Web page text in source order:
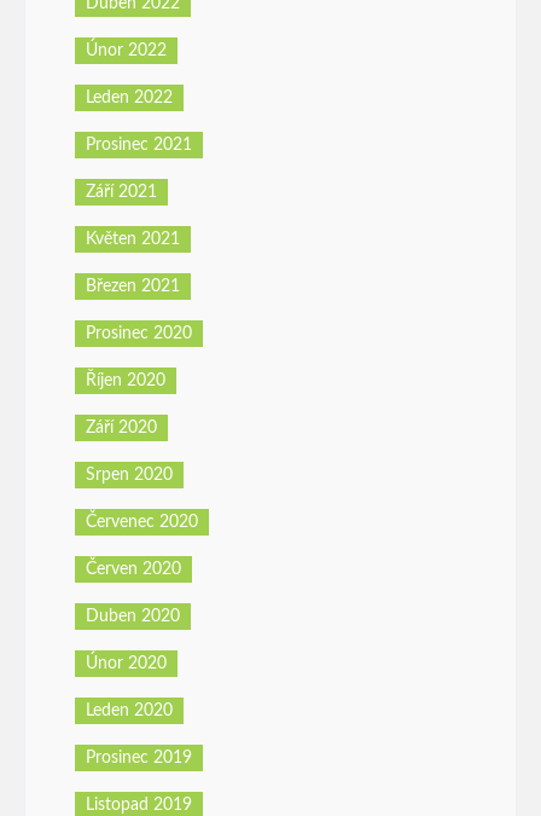
Duben 2022
Únor 2022
Leden 2022
Prosinec 2021
Září 2021
Květen 2021
Březen 2021
Prosinec 2020
Říjen 2020
Září 2020
Srpen 2020
Červenec 2020
Červen 2020
Duben 2020
Únor 2020
Leden 2020
Prosinec 2019
Listopad 2019